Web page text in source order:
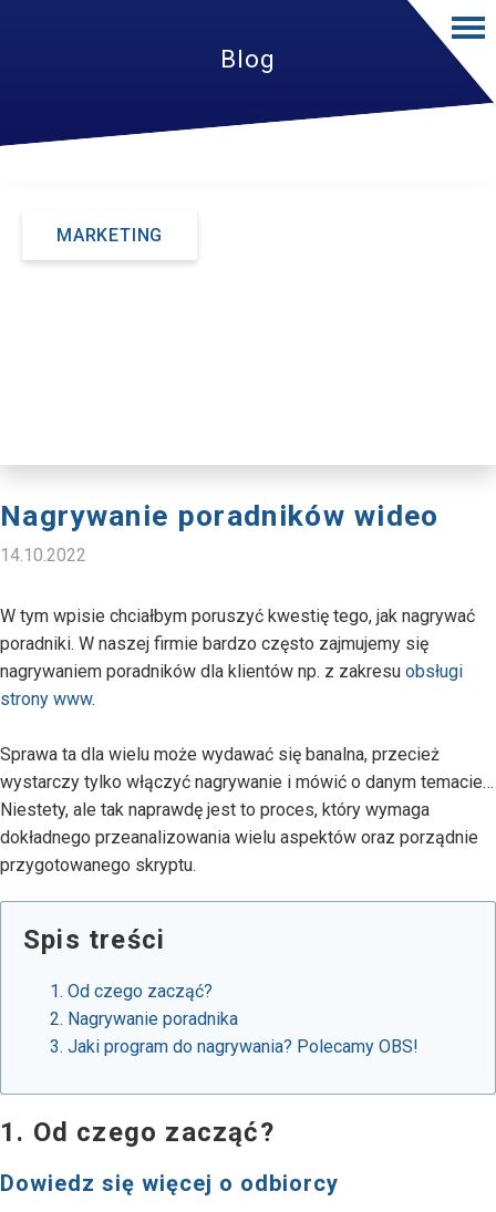
Blog
MARKETING
Nagrywanie poradników wideo
14.10.2022
W tym wpisie chciałbym poruszyć kwestię tego, jak nagrywać
poradniki. W naszej firmie bardzo często zajmujemy się
nagrywaniem poradników dla klientów np. z zakresu obsługi
strony www.
Sprawa ta dla wielu może wydawać się banalna, przecież
wystarczy tylko włączyć nagrywanie i mówić o danym temacie…
Niestety, ale tak naprawdę jest to proces, który wymaga
dokładnego przeanalizowania wielu aspektów oraz porządnie
przygotowanego skryptu.
Spis treści
Od czego zacząć?
Nagrywanie poradnika
Jaki program do nagrywania? Polecamy OBS!
1. Od czego zacząć?
Dowiedz się więcej o odbiorcy